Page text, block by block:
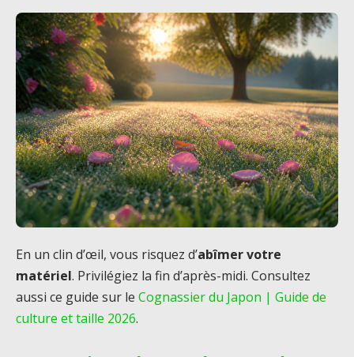
En un clin d’œil, vous risquez d’abîmer votre
matériel. Privilégiez la fin d’après-midi. Consultez
aussi ce guide sur le Cognassier du Japon | Guide de
culture et taille 2026.